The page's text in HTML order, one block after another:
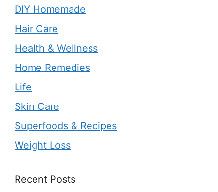
DIY Homemade
Hair Care
Health & Wellness
Home Remedies
Life
Skin Care
Superfoods & Recipes
Weight Loss
Recent Posts